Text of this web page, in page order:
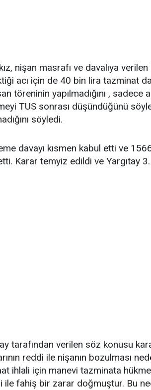
nişan masrafı ve davalıya
acı için de 40 bin lira tazminat
töreninin yapılmadığını ,
TUS sonrası düşündüğünü
söyledi.
davayı kısmen kabul etti ve
Karar temyiz edildi ve Yargıtay
tarafından verilen söz konusu
reddi ile nişanın bozulması
ihlali için manevi tazminata
ile fahiş bir zarar doğmuştur. Bu